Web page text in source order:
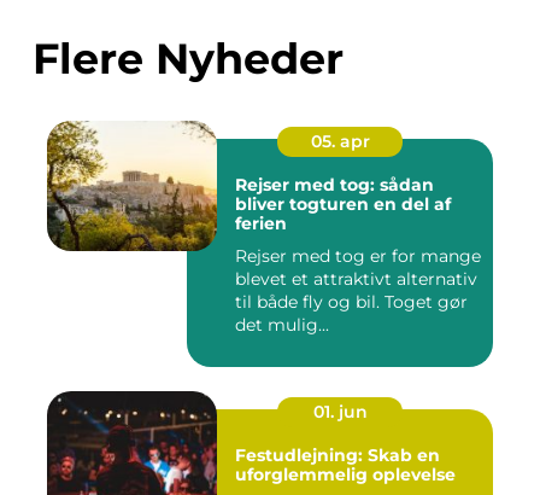
Flere Nyheder
05. apr
Rejser med tog: sådan
bliver togturen en del af
ferien
Rejser med tog er for mange
blevet et attraktivt alternativ
til både fly og bil. Toget gør
det mulig...
01. jun
Festudlejning: Skab en
uforglemmelig oplevelse